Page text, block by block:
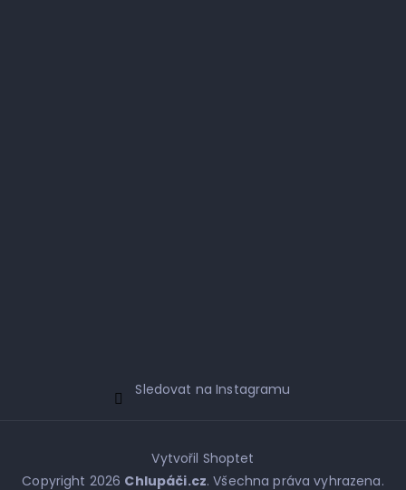
Sledovat na Instagramu
Vytvořil Shoptet
Copyright 2026 Chlupáči.cz. Všechna práva vyhrazena.